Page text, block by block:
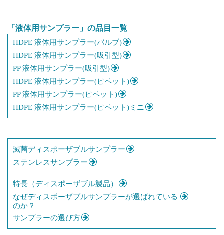
「液体用サンプラー」の品目一覧
HDPE 液体用サンプラー(バルブ)
HDPE 液体用サンプラー(吸引型)
PP 液体用サンプラー(吸引型)
HDPE 液体用サンプラー(ピペット)
PP 液体用サンプラー(ピペット)
HDPE 液体用サンプラー(ピペット)ミニ
滅菌ディスポーザブルサンプラー
ステンレスサンプラー
特長（ディスポーザブル製品）
なぜディスポーザブルサンプラーが選ばれている
のか？
サンプラーの選び方